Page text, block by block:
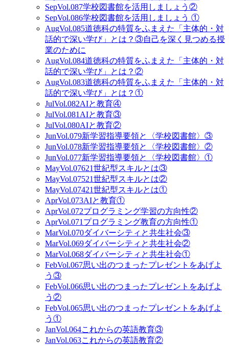
SepVol.087学校図書館を活用しましょう②
SepVol.086学校図書館を活用しましょう ①
AugVol.085道徳科の特質をふまえた「主体的・対
話的で深い学び」とは？③自己を深く見つめる授
業のために
AugVol.084道徳科の特質をふまえた「主体的・対
話的で深い学び」とは？②
AugVol.083道徳科の特質をふまえた「主体的・対
話的で深い学び」とは？①
JulVol.082AIと教育④
JulVol.081 AIと教育③
JulVol.080AIと教育②
JunVol.079新学習指導要領と〈学校図書館〉③
JunVol.078新学習指導要領と〈学校図書館〉②
JunVol.077新学習指導要領と〈学校図書館〉①
MayVol.07621世紀型スキルとは③
MayVol.07521世紀型スキルとは②
MayVol.07421世紀型スキルとは①
AprVol.073AIと教育①
AprVol.072プログラミング学習の方向性②
AprVol.071 プログラミング教育の方向性①
MarVol.070ダイバーシティと共生社会③
MarVol.069ダイバーシティと共生社会②
MarVol.068ダイバーシティと共生社会①
FebVol.067思い出のつまったプレゼントをあげよ
う③
FebVol.066思い出のつまったプレゼントをあげよ
う②
FebVol.065思い出のつまったプレゼントをあげよ
う①
JanVol.064これからの英語教育③
JanVol.063これからの英語教育②